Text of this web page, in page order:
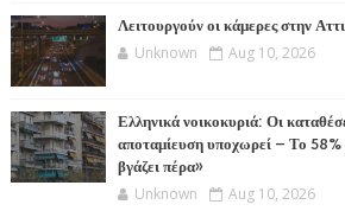
Λειτουργούν οι κάμερες στην
Unknown Aug 10, 2026
Ελληνικά νοικοκυριά: Οι
αποταμίευση υποχωρεί – Το 58%
βγάζει πέρα»
Unknown Aug 10, 2026